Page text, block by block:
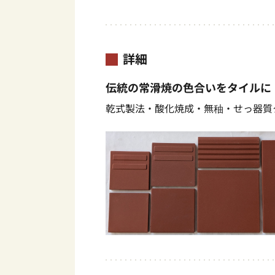
詳細
伝統の常滑焼の色合いをタイルに
乾式製法・酸化焼成・無秞・せっ器